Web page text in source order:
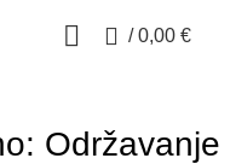
/ 0,00 €
Održavanje